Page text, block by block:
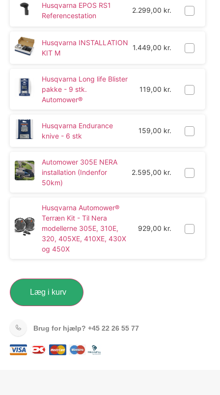
Husqvarna EPOS RS1
Referencestation
2.299,00 kr.
Husqvarna INSTALLATION
KIT M
1.449,00 kr.
Husqvarna Long life Blister
pakke - 9 stk.
Automower®
119,00 kr.
Husqvarna Endurance
knive - 6 stk
159,00 kr.
Automower 305E NERA
installation (Indenfor
50km)
2.595,00 kr.
Husqvarna Automower®
Terræn Kit - Til Nera
modellerne 305E, 310E,
320, 405XE, 410XE, 430X
og 450X
929,00 kr.
Læg i kurv
Brug for hjælp? +45 22 26 55 77